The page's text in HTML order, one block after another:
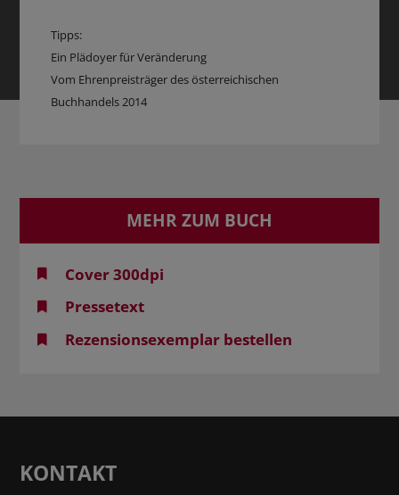
Tipps:
Ein Plädoyer für Veränderung
Vom Ehrenpreisträger des österreichischen
Buchhandels 2014
MEHR ZUM BUCH
Cover 300dpi
Pressetext
Rezensionsexemplar bestellen
KONTAKT